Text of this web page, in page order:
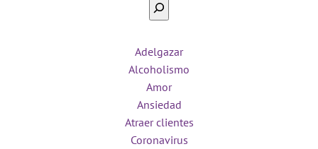
Adelgazar
Alcoholismo
Amor
Ansiedad
Atraer clientes
Coronavirus